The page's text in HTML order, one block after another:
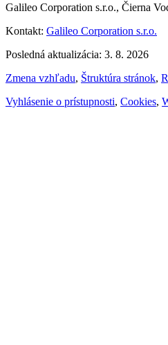
Galileo Corporation s.r.o., Čierna
Kontakt: Galileo Corporation s.r.o.
Posledná aktualizácia: 3. 8. 2026
Zmena vzhľadu, Štruktúra stránok,
Vyhlásenie o prístupnosti, Cookies,